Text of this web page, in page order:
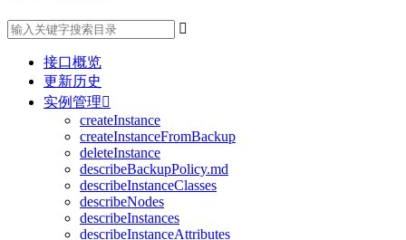

接口概览
更新历史
实例管理
createInstance
createInstanceFromBackup
deleteInstance
describeBackupPolicy.md
describeInstanceClasses
describeNodes
describeInstances
describeInstanceAttributes